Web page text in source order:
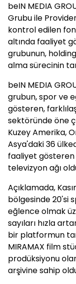
beIN MEDIA
Grubu ile
kontrol edilen
altında faaliyet
grubunun,
alma sürecinin
beIN MEDIA
grubun, spor ve
gösteren,
sektöründe öne
Kuzey Amerika,
Asya'daki 36
faaliyet gösteren
televizyon ağı
Açıklamada,
bölgesinde 20'si
eğlence olmak
sayıları hızla
bir platformun
MIRAMAX film
prodüksiyonu
arşivine sahip